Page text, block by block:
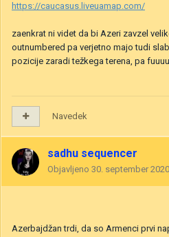
https://caucasus.liveuamap.com/
zaenkrat ni videt da bi Azeri zavzel
outnumbered pa verjetno majo tudi
pozicije zaradi težkega terena, pa
Navedek
sadhu sequencer
Objavljeno 30. september 2020
Azerbajdžan trdi, da so Armenci prvi